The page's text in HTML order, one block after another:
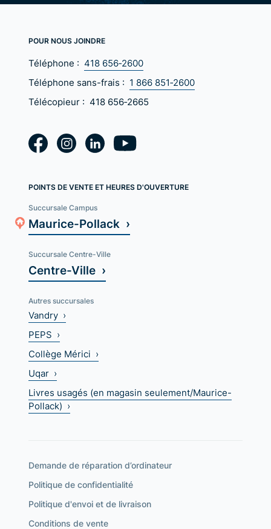
POUR NOUS JOINDRE
Téléphone : 418 656‑2600
Téléphone sans-frais : 1 866 851‑2600
Télécopieur : 418 656‑2665
POINTS DE VENTE ET HEURES D'OUVERTURE
Succursale Campus
Maurice-Pollack ›
Succursale Centre-Ville
Centre-Ville ›
Autres succursales
Vandry ›
PEPS ›
Collège Mérici ›
Uqar ›
Livres usagés (en magasin seulement/Maurice-
Pollack) ›
Demande de réparation d’ordinateur
Politique de confidentialité
Politique d'envoi et de livraison
Conditions de vente